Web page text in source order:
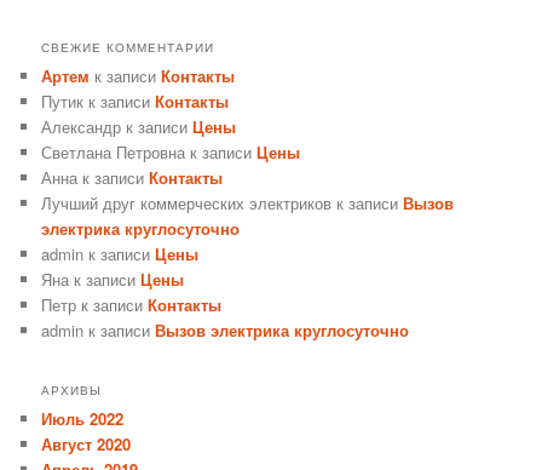
СВЕЖИЕ КОММЕНТАРИИ
Артем к записиКонтакты
Путик к записиКонтакты
Александр к записиЦены
Светлана Петровна к записиЦены
Анна к записиКонтакты
Лучший друг коммерческих электриков к записиВызов
электрика круглосуточно
admin к записиЦены
Яна к записиЦены
Петр к записиКонтакты
admin к записиВызов электрика круглосуточно
АРХИВЫ
Июль 2022
Август 2020